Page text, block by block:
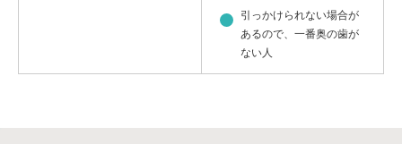
引っかけられない場合が
あるので、一番奥の歯が
ない人